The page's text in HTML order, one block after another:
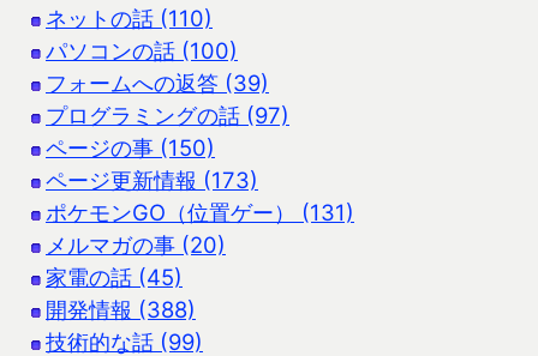
ネットの話 (110)
パソコンの話 (100)
フォームへの返答 (39)
プログラミングの話 (97)
ページの事 (150)
ページ更新情報 (173)
ポケモンGO（位置ゲー） (131)
メルマガの事 (20)
家電の話 (45)
開発情報 (388)
技術的な話 (99)